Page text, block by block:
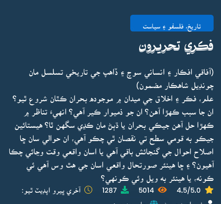
تاريخ، فلسفو ۽ سياست
فڪري تحريرون
(آفاقي افڪار ۽ انساني سوچ ۽ ڏاهپ جي تاريخي تسلسل مان
چونڊيل شاهڪار مضمون)
علم، فڪر ۽ اخلاق جي ميدان ۾ موجوده بحران ڪٿان شروع ٿيو؟
ان جا سبب ڪهڙا آهن؟ ان جو ذميوار ڪير آهي؟ انهيءَ تناظر ۾
ڪهڙا حل آهن جيڪي بحران يا ڌٻڻ مان ڪڍي سگهن ٿا؟ هيستائين
جيڪو به قومي سطح تي نقصان ٿي چڪو آهي، ان حوالي سان ڇا
اصلاح احوال جي گنجائش باقي آهي يا اسان واقعي وقت وڃائي چڪا
آهيون؟ ۽ ڇا هينئر صورتحال واقعي اسان جي هٿ وس آهي ئي
ڪونه، يا هينئر به ويل وئي ڪونهي؟
4.5/5.0
5014
1287 آخري ڀيرو اپڊيٽ ٿيو:
نور احمد ميمڻ ڇاپو پھريون